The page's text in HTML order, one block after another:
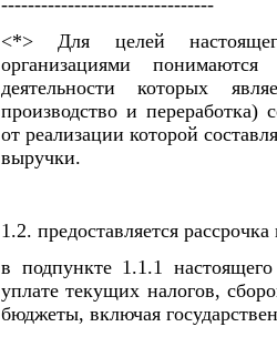
<*> Для целей
организациями
деятельности которых
производство и переработка)
от реализации которой
выручки.
1.2. предоставляется
в подпункте 1.1.1
уплате текущих налогов,
бюджеты, включая